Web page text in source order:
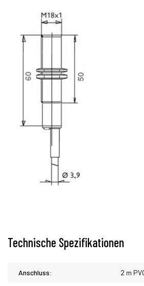
Technische Spezifikationen
Anschluss: 2 m